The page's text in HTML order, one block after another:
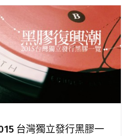
skip ben ben 公開暌違三
Mirror in Mirror》"
台灣獨立發行黑膠一